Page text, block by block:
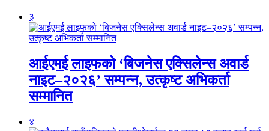
३
आईएमई लाइफको ‘बिजनेस एक्सिलेन्स अवार्ड
नाइट–२०२६’ सम्पन्न, उत्कृष्ट अभिकर्ता
सम्मानित
४